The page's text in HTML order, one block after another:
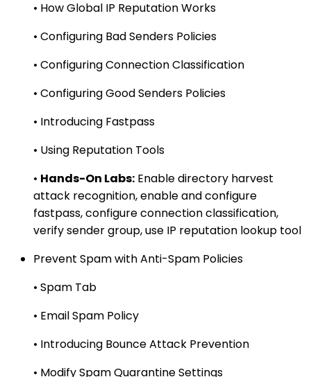
• How Global IP Reputation Works
• Configuring Bad Senders Policies
• Configuring Connection Classification
• Configuring Good Senders Policies
• Introducing Fastpass
• Using Reputation Tools
• Hands-On Labs: Enable directory harvest
attack recognition, enable and configure
fastpass, configure connection classification,
verify sender group, use IP reputation lookup tool
Prevent Spam with Anti-Spam Policies
• Spam Tab
• Email Spam Policy
• Introducing Bounce Attack Prevention
• Modify Spam Quarantine Settings